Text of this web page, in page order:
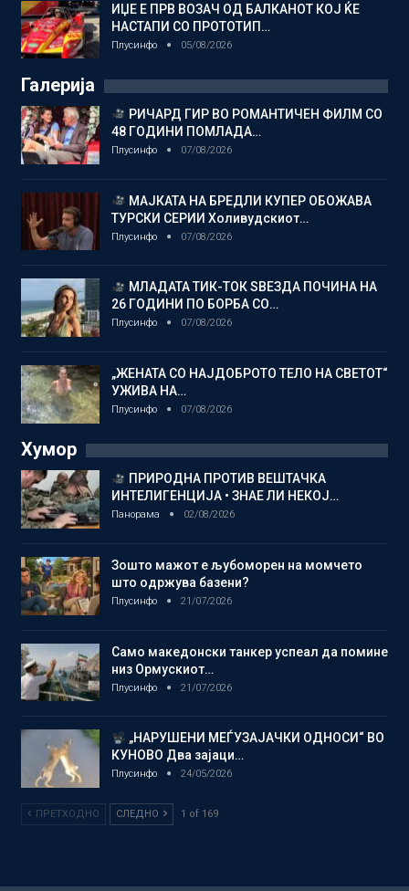
ИЏЕ Е ПРВ ВОЗАЧ ОД БАЛКАНОТ КОЈ ЌЕ
НАСТАПИ СО ПРОТОТИП…
Плусинфо 05/08/2026
Галерија
РИЧАРД ГИР ВО РОМАНТИЧЕН ФИЛМ СО
48 ГОДИНИ ПОМЛАДА…
Плусинфо 07/08/2026
МАЈКАТА НА БРЕДЛИ КУПЕР ОБОЖАВА
ТУРСКИ СЕРИИ Холивудскиот…
Плусинфо 07/08/2026
МЛАДАТА ТИК-ТОК ЅВЕЗДА ПОЧИНА НА
26 ГОДИНИ ПО БОРБА СО…
Плусинфо 07/08/2026
„ЖЕНАТА СО НАЈДОБРОТО ТЕЛО НА СВЕТОТ“
УЖИВА НА…
Плусинфо 07/08/2026
Хумор
ПРИРОДНА ПРОТИВ ВЕШТАЧКА
ИНТЕЛИГЕНЦИЈА • ЗНАЕ ЛИ НЕКОЈ…
Панорама 02/08/2026
Зошто мажот е љубоморен на момчето
што одржува базени?
Плусинфо 21/07/2026
Само македонски танкер успеал да помине
низ Ормускиот…
Плусинфо 21/07/2026
„НАРУШЕНИ МЕЃУЗАЈАЧКИ ОДНОСИ“ ВО
КУНОВО Два зајаци…
Плусинфо 24/05/2026
ПРЕТХОДНО СЛЕДНО 1 of 169